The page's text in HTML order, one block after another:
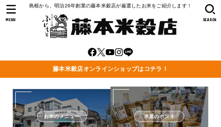
島根から、明治26年創業の藤本米穀店が厳選したお米をご紹介します！
SEARCH
MENU
藤本米穀店オンラインショップはコチラ！
お米のメニュー 米屋のホンネ